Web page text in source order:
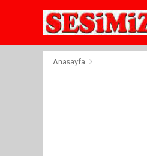
Anasayfa